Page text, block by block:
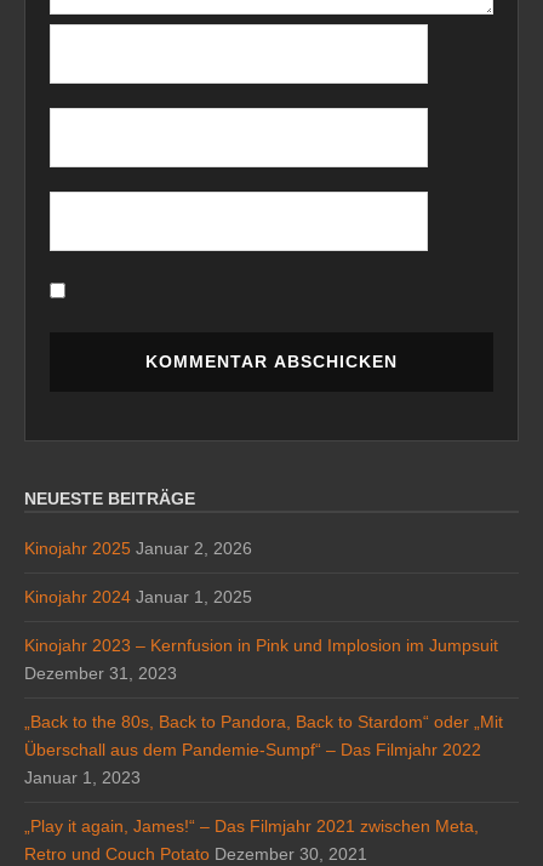
NEUESTE BEITRÄGE
Kinojahr 2025 Januar 2, 2026
Kinojahr 2024 Januar 1, 2025
Kinojahr 2023 – Kernfusion in Pink und Implosion im Jumpsuit
Dezember 31, 2023
„Back to the 80s, Back to Pandora, Back to Stardom“ oder „Mit
Überschall aus dem Pandemie-Sumpf“ – Das Filmjahr 2022
Januar 1, 2023
„Play it again, James!“ – Das Filmjahr 2021 zwischen Meta,
Retro und Couch Potato Dezember 30, 2021